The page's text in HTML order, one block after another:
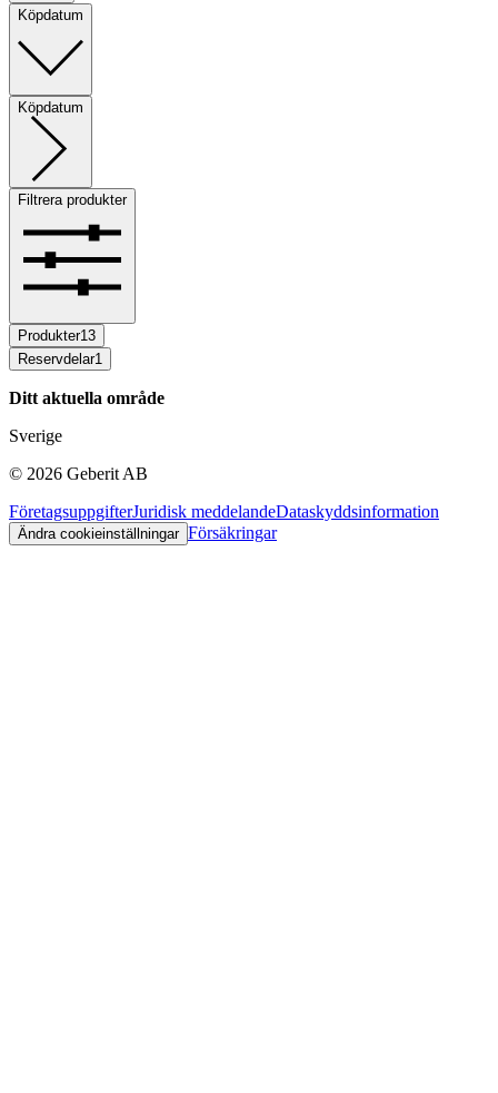
Köpdatum
Köpdatum
Filtrera produkter
Produkter13
Reservdelar1
Ditt aktuella område
Sverige
© 2026 Geberit AB
FöretagsuppgifterJuridisk meddelandeDataskyddsinformation
Ändra cookieinställningar Försäkringar